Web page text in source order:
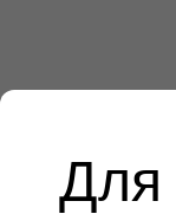
Для